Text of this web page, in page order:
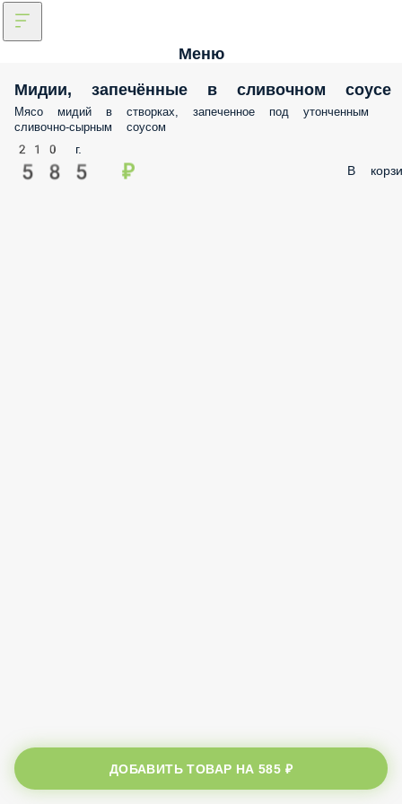
Меню
Мидии, запечённые в сливочном соусе
Мясо мидий в створках, запеченное под утонченным сливочно-
сырным соусом
210 г.
585 ₽ В
ДОБАВИТЬ ТОВАР НА585 ₽